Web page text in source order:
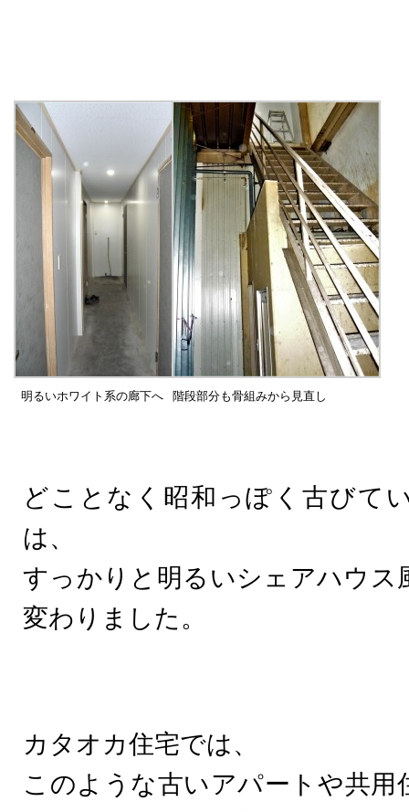
明るいホワイト系の廊下へ 階段部分も骨組みから見直し
どことなく昭和っぽく古びて
は、
すっかりと明るいシェアハウス
変わりました。
カタオカ住宅では、
このような古いアパートや共用